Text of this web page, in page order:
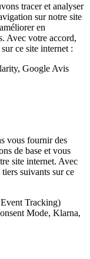
tracer et analyser
sur notre site
en
Avec votre accord,
ce site internet :
Google Avis
vous fournir des
de base et vous
site internet. Avec
suivants sur ce
Tracking)
Mode, Klarna,